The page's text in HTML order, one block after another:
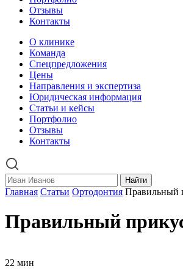
Отзывы
Контакты
О клинике
Команда
Спецпредложения
Цены
Направления и экспертиза
Юридическая информация
Статьи и кейсы
Портфолио
Отзывы
Контакты
Найти
Главная Статьи Ортодонтия Правильный
Правильный
22 мин